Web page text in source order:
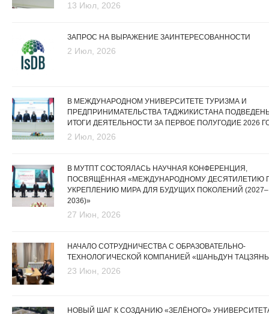
13 Июл, 2026
ЗАПРОС НА ВЫРАЖЕНИЕ ЗАИНТЕРЕСОВАННОСТИ
2 Июл, 2026
В МЕЖДУНАРОДНОМ УНИВЕРСИТЕТЕ ТУРИЗМА И
ПРЕДПРИНИМАТЕЛЬСТВА ТАДЖИКИСТАНА
ИТОГИ ДЕЯТЕЛЬНОСТИ ЗА ПЕРВОЕ ПОЛУГОДИЕ 2026
2 Июл, 2026
В МУТПТ СОСТОЯЛАСЬ НАУЧНАЯ КОНФЕРЕНЦИЯ,
ПОСВЯЩЁННАЯ «МЕЖДУНАРОДНОМУ ДЕСЯТИЛЕТИЮ
УКРЕПЛЕНИЮ МИРА ДЛЯ БУДУЩИХ ПОКОЛЕНИЙ (2027–
2036)»
27 Июн, 2026
НАЧАЛО СОТРУДНИЧЕСТВА С ОБРАЗОВАТЕЛЬНО-
ТЕХНОЛОГИЧЕСКОЙ КОМПАНИЕЙ «ШАНЬДУН
23 Июн, 2026
НОВЫЙ ШАГ К СОЗДАНИЮ «ЗЕЛЁНОГО»